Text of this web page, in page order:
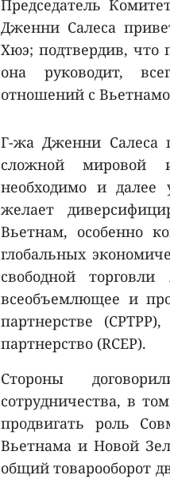
Председатель
Дженни Салеса
Хюэ; подтвердив, что
она руководит,
отношений с
Г-жа Дженни Салеса
сложной мировой
необходимо и далее
желает
Вьетнам, особенно
глобальных
свободной торговли
всеобъемлющее и
партнерстве
партнерство (RCEP).
Стороны
сотрудничества, в
продвигать роль
Вьетнама и Новой
общий товарооборот